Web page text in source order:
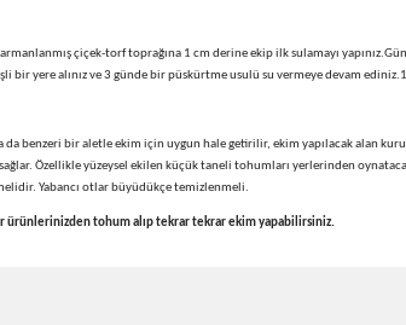
çiçek-torf toprağına 1 cm derine ekip ilk sulamayı
bir yere alınız ve 3 günde bir püskürtme usulü su vermeye devam
da benzeri bir aletle ekim için uygun hale getirilir, ekim yapılacak alan
Özellikle yüzeysel ekilen küçük taneli tohumları yerlerinden
Yabancı otlar büyüdükçe temizlenmeli.
ürünlerinizden tohum alıp tekrar tekrar ekim yapabilirsiniz.